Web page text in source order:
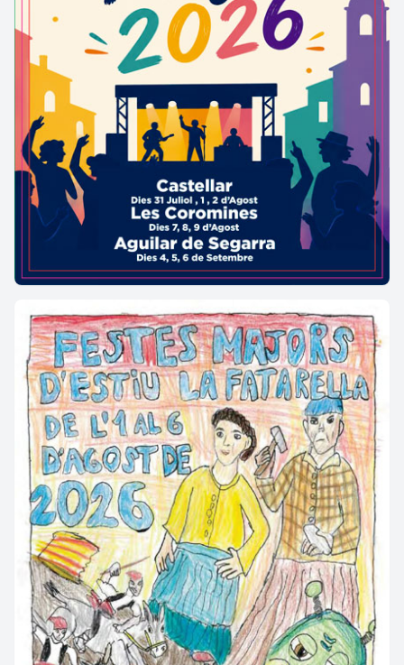
Curiositats
A la zona de la part noble de la vil·la, el 1992 es va
localitzar un conjunt excepcional de bronzes
(lampadari antropomorf, canelobre, llàntia
piriforme i suports, pàtera i cassó), tots ells
exposats al Museu del Molí de les Tres Eres. Altres
elements recuperats foren estucs i marbres (
opus
sectile) i estris quotidians (motlle superior d'un
molí de mà romà, elements de taller, agulles de cosir,
llànties comunes, recipients ceràmics decorats
tot instruments quirúrgics…).